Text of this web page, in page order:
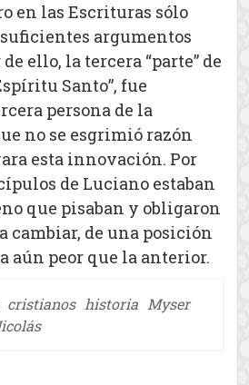
en las Escrituras sólo
argumentos
ello, la tercera “parte” de
Santo”, fue
persona de la
no se esgrimió razón
esta innovación. Por
de Luciano estaban
que pisaban y obligaron
cambiar, de una posición
aún peor que la anterior.
cristianos historia Myser